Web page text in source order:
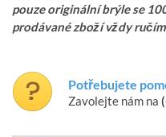
pouze originální brýle se
prodávané zboží vždy
Potřebujete
Zavolejte nám na